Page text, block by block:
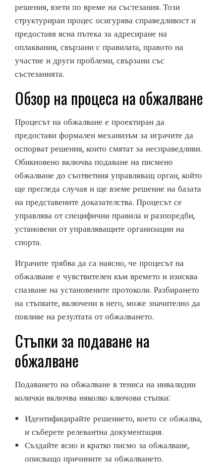
решения, взети по време на състезания. Този
структуриран процес осигурява справедливост и
предоставя ясна пътека за адресиране на
оплаквания, свързани с правилата, правото на
участие и други проблеми, свързани със
състезанията.
Обзор на процеса на обжалване
Процесът на обжалване е проектиран да
предостави формален механизъм за играчите да
оспорват решения, които смятат за несправедливи.
Обикновено включва подаване на писмено
обжалване до съответния управляващ орган, който
ще прегледа случая и ще вземе решение на базата
на представените доказателства. Процесът се
управлява от специфични правила и разпоредби,
установени от управляващите организации на
спорта.
Играчите трябва да са наясно, че процесът на
обжалване е чувствителен към времето и изисква
спазване на установените протоколи. Разбирането
на стъпките, включени в него, може значително да
повлияе на резултата от обжалването.
Стъпки за подаване на
обжалване
Подаването на обжалване в тениса на инвалидни
колички включва няколко ключови стъпки:
Идентифицирайте решението, което се обжалва,
и съберете релевантна документация.
Създайте ясно и кратко писмо за обжалване,
описващо причините за обжалването.